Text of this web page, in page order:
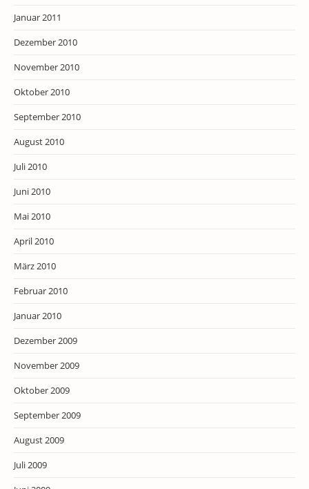
Januar 2011
Dezember 2010
November 2010
Oktober 2010
September 2010
August 2010
Juli 2010
Juni 2010
Mai 2010
April 2010
März 2010
Februar 2010
Januar 2010
Dezember 2009
November 2009
Oktober 2009
September 2009
August 2009
Juli 2009